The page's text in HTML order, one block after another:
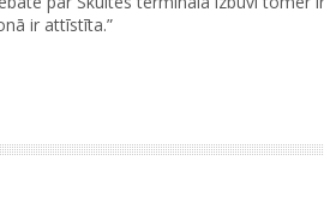
ir attīstīta.”